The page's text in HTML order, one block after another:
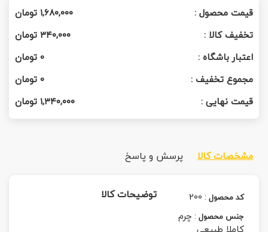
قیمت محصول : ۱,۶۸۰,۰۰۰ تومان
تخفیف کالا :
۳۴۰,۰۰۰تومان
اعتبار باشگاه :
0تومان
مجموع تخفیف :
0تومان
قیمت نهایی :
۱,۳۴۰,۰۰۰ تومان
مشخصات کالا پرسش و پاسخ
کد محصول :
200
جنس محصول :چرم
توضیحات کالا